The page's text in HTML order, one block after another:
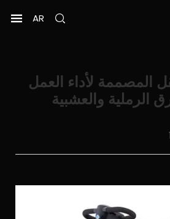
AR
المصممة لأداء العمل
الرملية والعشبية